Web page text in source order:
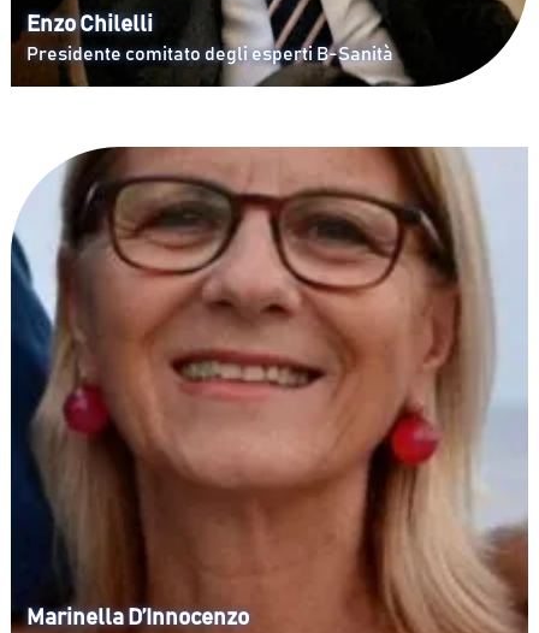
Enzo Chilelli
Presidente comitato degli esperti B-Sanità
Marinella D’Innocenzo